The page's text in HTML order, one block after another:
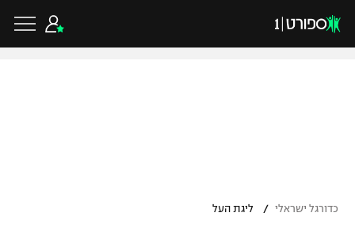
כדורגל ישראלי / ליגת העל